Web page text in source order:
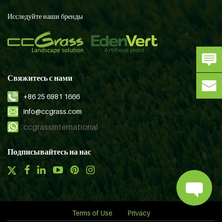
Исследуйте наши бренды
Свяжитесь с нами
+86 25 6981 1666
info@ccgrass.com
ccgrassinternational
Подписывайтесь на нас
Terms of Use Privacy